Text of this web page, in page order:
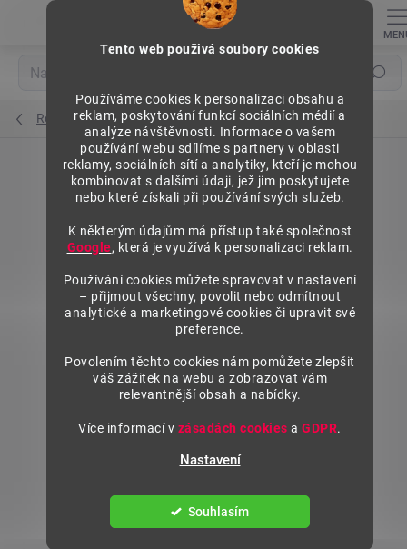
Tento web použivá soubory cookies
Používáme cookies k personalizaci obsahu a
reklam, poskytování funkcí sociálních médií a
analýze návštěvnosti. Informace o vašem
používání webu sdílíme s partnery v oblasti
reklamy, sociálních sítí a analytiky, kteří je mohou
kombinovat s dalšími údaji, jež jim poskytujete
nebo které získali při používání svých služeb.
K některým údajům má přístup také společnost
Google, která je využívá k personalizaci reklam.
Používání cookies můžete spravovat v nastavení
– přijmout všechny, povolit nebo odmítnout
analytické a marketingové cookies či upravit své
preference.
Povolením těchto cookies nám pomůžete zlepšit
váš zážitek na webu a zobrazovat vám
relevantnější obsah a nabídky.
Více informací v zásadách cookies aGDPR.
Nastavení
Souhlasím
Hledat
Regály výška 1972 mm, přídavné moduly